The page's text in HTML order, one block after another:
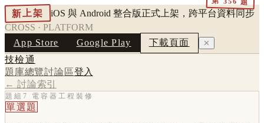
新上架
iOS 與 Android 整合版正式上架，跨平台資料同步
CROSS · PLATFORM
App Store
Google Play 下載頁面 ✕
技檢通
題庫總覽討論區登入
← 討論索引
題組7 電容器工程裝修
單選題